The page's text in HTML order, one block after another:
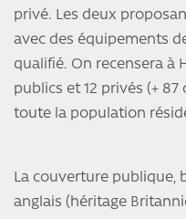
privé. Les deux
avec des équipements
qualifié. On recensera à
publics et 12 privés (+
toute la population
La couverture publique,
anglais (héritage